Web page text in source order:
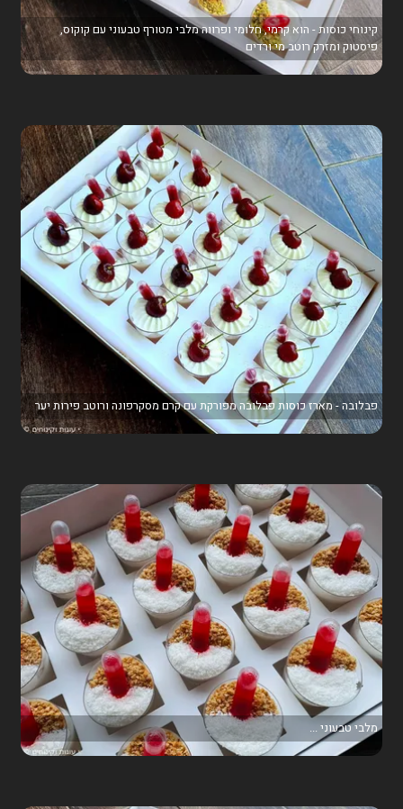
קינוחי כוסות - הוא קרמי, חלומי ופרווה מלבי מטורף טבעוני עם קוקוס,
פיסטוק ומזרק רוטב מי ורדים
פבלובה - מארז כוסות פבלובה מפורקת עם קרם מסקרפונה ורוטב פירות יער
מלבי טבעוני ...